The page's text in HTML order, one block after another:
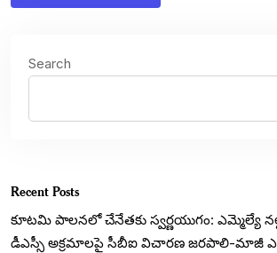
Search
Recent Posts
కూటమి పాలనలో చేనేతకు స్వర్ణయుగం: ఎమ్మెల్యే
డీఎస్సీ అక్రమాలపై సీబీఐ విచారణ జరపాలి-మాజీ